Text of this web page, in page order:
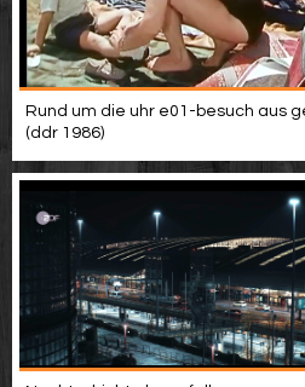
Rund um die uhr e01-besuch aus
(ddr 1986)